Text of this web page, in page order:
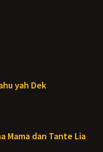
yah Dek
Mama dan Tante Lia